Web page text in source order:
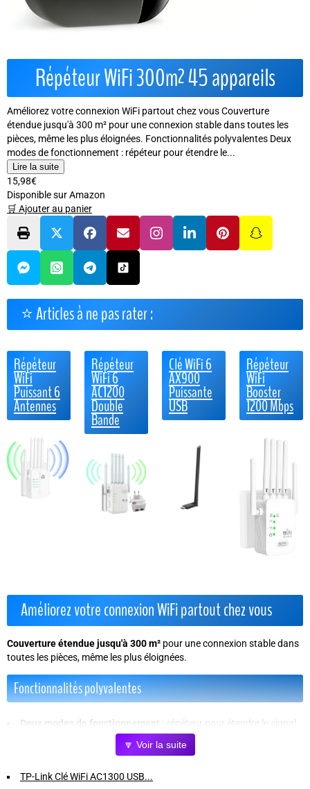
Répéteur WiFi 300m² 45 appareils
Améliorez votre connexion WiFi partout chez vous Couverture
étendue jusqu'à 300 m² pour une connexion stable dans toutes les
pièces, même les plus éloignées. Fonctionnalités polyvalentes Deux
modes de fonctionnement : répéteur pour étendre le...
Lire la suite
15,98€
Disponible sur Amazon
🛒 Ajouter au panier
⭐ Articles à ne pas rater :
Répéteur
WiFi
Puissant 6
Antennes
Répéteur
WiFi 6
AC1200
Double
Bande
Clé WiFi 6
AX900
Puissante
USB
Répéteur
WiFi
Booster
1200 Mbps
Améliorez votre connexion WiFi partout chez vous
Couverture étendue jusqu'à 300 m² pour une connexion stable dans
toutes les pièces, même les plus éloignées.
Fonctionnalités polyvalentes
Deux modes de fonctionnement :
répéteur pour étendre le signal
sans fil existant, ou point d'accès via port Ethernet pour créer un
performance.
🔽 Voir la suite
TP-Link Clé WiFi AC1300 USB...